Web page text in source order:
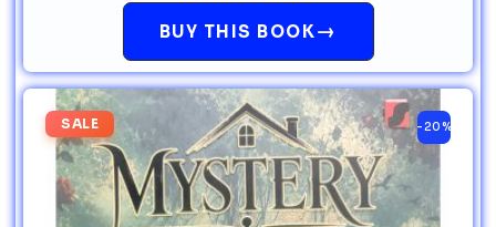
BUY THIS BOOK→
SALE -20%